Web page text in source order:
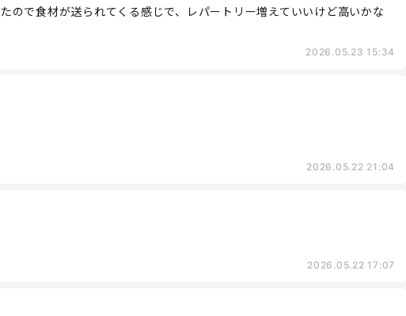
ので食材が送られてくる感じで、レパートリー増えていいけど高いかな
2026.05.23 15:34
2026.05.22 21:04
2026.05.22 17:07